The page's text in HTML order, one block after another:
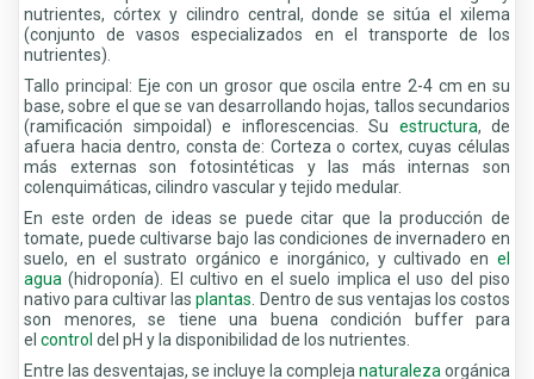
nutrientes, córtex y cilindro central, donde se sitúa el xilema
(conjunto de vasos especializados en el transporte de los
nutrientes).
Tallo principal: Eje con un grosor que oscila entre 2-4 cm en su
base, sobre el que se van desarrollando hojas, tallos secundarios
(ramificación simpoidal) e inflorescencias. Su estructura, de
afuera hacia dentro, consta de: Corteza o cortex, cuyas células
más externas son fotosintéticas y las más internas son
colenquimáticas, cilindro vascular y tejido medular.
En este orden de ideas se puede citar que la producción de
tomate, puede cultivarse bajo las condiciones de invernadero en
suelo, en el sustrato orgánico e inorgánico, y cultivado en el
agua (hidroponía). El cultivo en el suelo implica el uso del piso
nativo para cultivar lasplantas . Dentro de sus ventajas los costos
son menores, se tiene una buena condición buffer para
el control del pH y la disponibilidad de los nutrientes.
Entre las desventajas, se incluye la compleja naturaleza orgánica